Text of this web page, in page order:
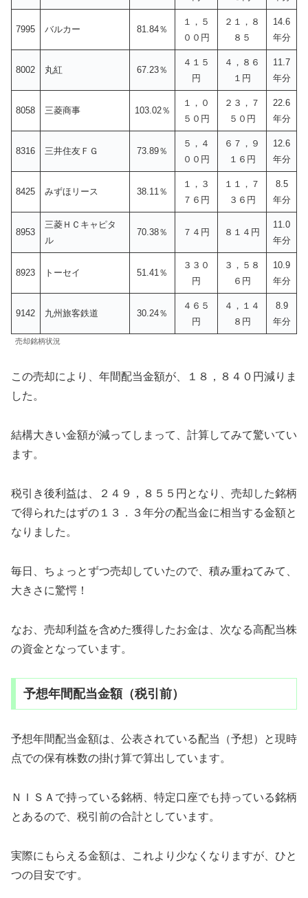
7995 バルカー 81.84％
１，５
００円
２１，８
８５
14.6
年分
8002 丸紅 67.23％
４１５
円
４，８６
１円
11.7
年分
8058 三菱商事 103.02％
１，０
５０円
２３，７
５０円
22.6
年分
8316 三井住友ＦＧ 73.89％
５，４
００円
６７，９
１６円
12.6
年分
8425 みずほリース 38.11％
１，３
７６円
１１，７
３６円
8.5
年分
8953
三菱ＨＣキャピタ
ル
70.38％ ７４円 ８１４円
11.0
年分
8923 トーセイ 51.41％
３３０
円
３，５８
６円
10.9
年分
9142 九州旅客鉄道 30.24％
４６５
円
４，１４
８円
8.9
年分
売却銘柄状況
この売却により、年間配当金額が、１８，８４０円減りま
した。
結構大きい金額が減ってしまって、計算してみて驚いてい
ます。
税引き後利益は、２４９，８５５円となり、売却した銘柄
で得られたはずの１３．３年分の配当金に相当する金額と
なりました。
毎日、ちょっとずつ売却していたので、積み重ねてみて、
大きさに驚愕！
なお、売却利益を含めた獲得したお金は、次なる高配当株
の資金となっています。
予想年間配当金額（税引前）
予想年間配当金額は、公表されている配当（予想）と現時
点での保有株数の掛け算で算出しています。
ＮＩＳＡで持っている銘柄、特定口座でも持っている銘柄
とあるので、税引前の合計としています。
実際にもらえる金額は、これより少なくなりますが、ひと
つの目安です。